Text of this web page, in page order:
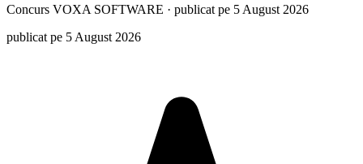
Concurs VOXA SOFTWARE · publicat pe 5 August 2026
publicat pe 5 August 2026